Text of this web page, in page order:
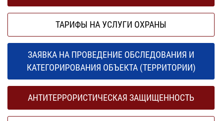
ТАРИФЫ НА УСЛУГИ ОХРАНЫ
ЗАЯВКА НА ПРОВЕДЕНИЕ ОБСЛЕДОВАНИЯ И
КАТЕГОРИРОВАНИЯ ОБЪЕКТА (ТЕРРИТОРИИ)
АНТИТЕРРОРИСТИЧЕСКАЯ ЗАЩИЩЕННОСТЬ